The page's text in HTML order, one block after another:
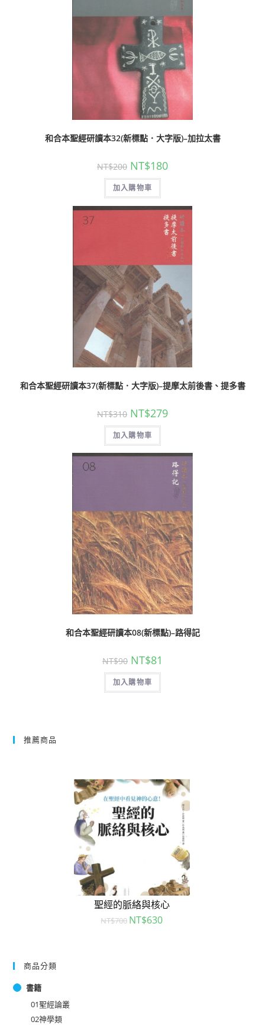
和合本聖經研讀本32(新標點．大字版)–加拉太書
NT$200 NT$180
加入購物車
和合本聖經研讀本37(新標點．大字版)–提摩太前後書、提多書
NT$310 NT$279
加入購物車
和合本聖經研讀本08(新標點)–路得記
NT$90 NT$81
加入購物車
推薦商品
聖經的脈絡與核心
NT$700 NT$630
商品分類
書籍
01聖經論叢
02神學類